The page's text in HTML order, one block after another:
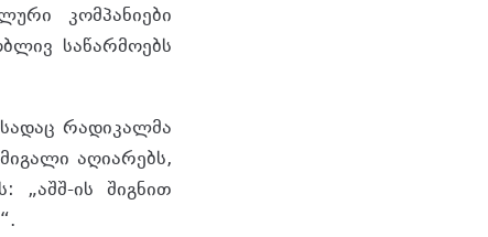
კომპანიები
საწარმოებს
რადიკალმა
აღიარებს,
„აშშ-ის შიგნით